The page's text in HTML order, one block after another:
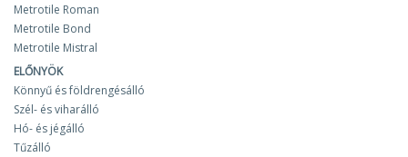
Metrotile Roman
Metrotile Bond
Metrotile Mistral
ELŐNYÖK
Könnyű és földrengésálló
Szél- és viharálló
Hó- és jégálló
Tűzálló